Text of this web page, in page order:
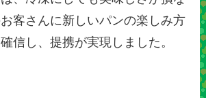
客さんに新しいパンの楽しみ方
信し、提携が実現しました。